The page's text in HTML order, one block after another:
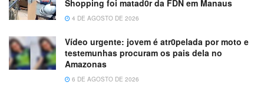
Shopping foi matad0r da FDN em Manaus
4 DE AGOSTO DE 2026
Vídeo urgente: jovem é atr0pelada por moto e
testemunhas procuram os pais dela no
Amazonas
6 DE AGOSTO DE 2026